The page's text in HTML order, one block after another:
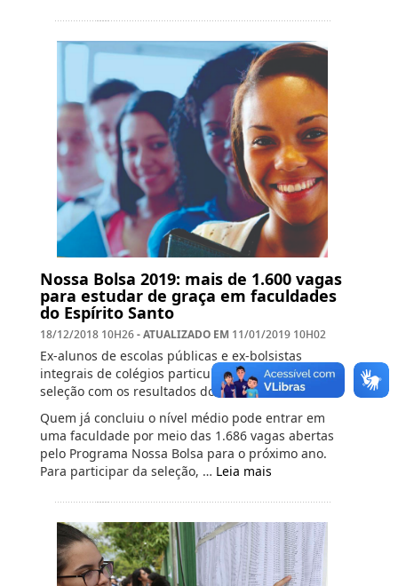
Nossa Bolsa 2019: mais de 1.600 vagas
para estudar de graça em faculdades
do Espírito Santo
18/12/2018 10H26- ATUALIZADO EM 11/01/2019 10H02
Ex-alunos de escolas públicas e ex-bolsistas
integrais de colégios particulares concorrem à
seleção com os resultados do Enem 2018
Quem já concluiu o nível médio pode entrar em
uma faculdade por meio das 1.686 vagas abertas
pelo Programa Nossa Bolsa para o próximo ano.
Para participar da seleção, … Leia mais